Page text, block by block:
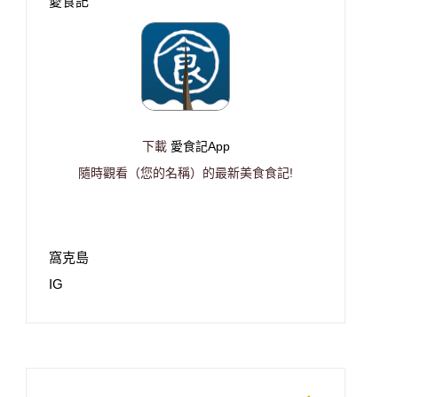
下載 愛食記App
隨時觀看（您的名稱）的最新美食食記!
窩克島
IG